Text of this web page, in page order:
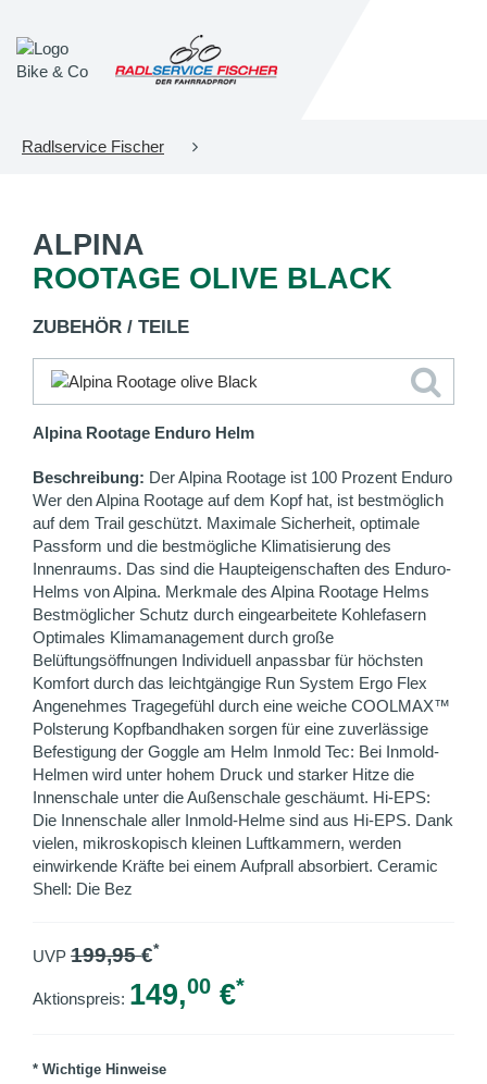
Radlservice Fischer
ALPINA
ROOTAGE OLIVE BLACK
ZUBEHÖR / TEILE
Alpina Rootage Enduro Helm
Beschreibung: Der Alpina Rootage ist 100 Prozent Enduro
Wer den Alpina Rootage auf dem Kopf hat, ist bestmöglich
auf dem Trail geschützt. Maximale Sicherheit, optimale
Passform und die bestmögliche Klimatisierung des
Innenraums. Das sind die Haupteigenschaften des Enduro-
Helms von Alpina. Merkmale des Alpina Rootage Helms
Bestmöglicher Schutz durch eingearbeitete Kohlefasern
Optimales Klimamanagement durch große
Belüftungsöffnungen Individuell anpassbar für höchsten
Komfort durch das leichtgängige Run System Ergo Flex
Angenehmes Tragegefühl durch eine weiche COOLMAX™
Polsterung Kopfbandhaken sorgen für eine zuverlässige
Befestigung der Goggle am Helm Inmold Tec: Bei Inmold-
Helmen wird unter hohem Druck und starker Hitze die
Innenschale unter die Außenschale geschäumt. Hi-EPS:
Die Innenschale aller Inmold-Helme sind aus Hi-EPS. Dank
vielen, mikroskopisch kleinen Luftkammern, werden
einwirkende Kräfte bei einem Aufprall absorbiert. Ceramic
Shell: Die Bez
UVP 199,95€*
Aktionspreis: 149,00 €*
* Wichtige Hinweise